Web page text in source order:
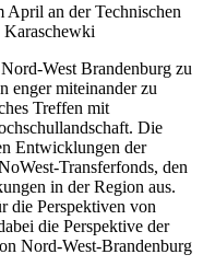
April an der Technischen
West Brandenburg zu
enger miteinander zu
Treffen mit
Die
Entwicklungen der
Transferfonds, den
in der Region aus.
die Perspektiven von
die Perspektive der
Nord-West-Brandenburg